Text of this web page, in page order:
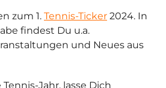
zum 1. Tennis-Ticker 2024. In
findest Du u.a.
und Neues aus
Jahr, lasse Dich